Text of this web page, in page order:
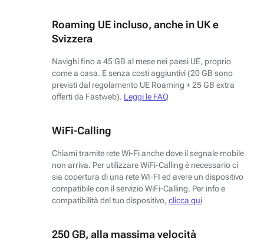
Roaming UE incluso, anche in UK e
Svizzera
Navighi fino a 45 GB al mese nei paesi UE, proprio
come a casa. E senza costi aggiuntivi (20 GB sono
previsti dal regolamento UE Roaming + 25 GB extra
offerti da Fastweb). Leggi le FAQ
WiFi-Calling
Chiami tramite rete Wi-Fi anche dove il segnale mobile
non arriva. Per utilizzare WiFi-Calling è necessario ci
sia copertura di una rete WI-FI ed avere un dispositivo
compatibile con il servizio WiFi-Calling. Per info e
compatibilità del tuo dispositivo, clicca qui
250 GB, alla massima velocità